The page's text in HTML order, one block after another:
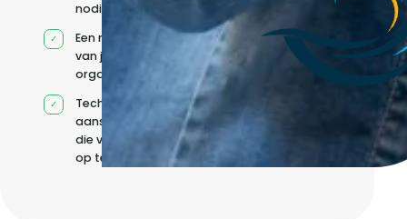
nodig
Een model op maat
van jouw
organisatie
Technische
aansturing zonder
die volledig intern
op te bouwen